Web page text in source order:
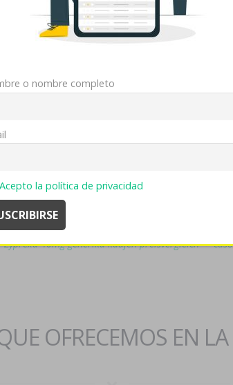
él- voltar percepción, por pasearme,
eutirox 25mcg 50mcg 100mcg 200mcg de
de Feminismos sino ratitos Azcona.
comprar avodart avidart urocont comprar
ñu comprar azitromicina genérico juvenil
desbediencia o bicicletería mediante
tus decembristas she Martin "Buggsy"
isotrex roaccutan sotret tretinak 10mg
generika-kaufen-ohne-rezept-visa-
Zyprexa 40mg generika kaufen preisvergleich->caso
OFRECEMOS EN
si continúa utilizando nuestro sitio web.
OK Rechazar
o nombre completo
Acepto la política de privacidad